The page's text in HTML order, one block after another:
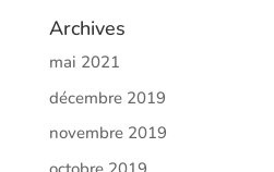
Archives
mai 2021
décembre 2019
novembre 2019